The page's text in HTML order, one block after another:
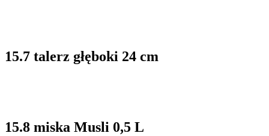
15.7 talerz głęboki 24 cm
15.8 miska Musli 0,5 L